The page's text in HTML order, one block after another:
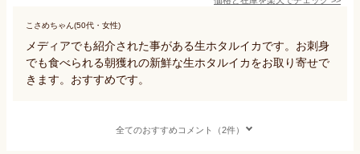
こさめちゃん(50代・女性)
メディアでも紹介された事がある生ホタルイカです。お刺身
でも食べられる朝獲れの新鮮な生ホタルイカをお取り寄せで
きます。おすすめです。
全てのおすすめコメント（2件）